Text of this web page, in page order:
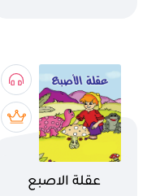
اسم الكتاب
عقلة الاصبع